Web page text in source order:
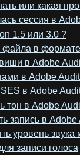
или какая
сессия в
1.5 или 3.0 ?
файла в
в Adobe
в Adobe
в Adobe
тон в Adobe
запись в
уровень
записи голоса